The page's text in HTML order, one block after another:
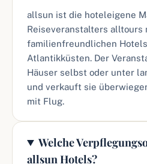
allsun ist die hoteleigene
Reiseveranstalters alltours
familienfreundlichen
Atlantikküsten. Der
Häuser selbst oder unter
und verkauft sie
mit Flug.
Welche
allsun Hotels?